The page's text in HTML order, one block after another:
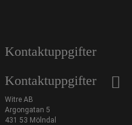
Kontaktuppgifter
Kontaktuppgifter
Witre AB
Argongatan 5
431 53 Mölndal